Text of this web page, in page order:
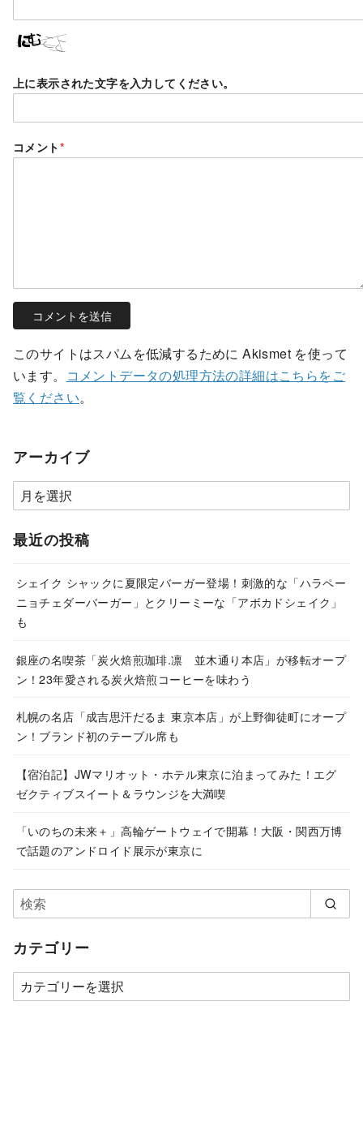
上に表示された文字を入力してください。
コメント*
このサイトはスパムを低減するために Akismet を使って
います。
コメントデータの処理方法の詳細はこちらをご
覧ください。
アーカイブ
ア
ー
カ
ブ
最近の投稿
シェイク シャックに夏限定バーガー登場！刺激的な「ハラペー
ニョチェダーバーガー」とクリーミーな「アボカドシェイク」
も
銀座の名喫茶「炭火焙煎珈琲.凛 並木通り本店」が移転オープ
ン！23年愛される炭火焙煎コーヒーを味わう
札幌の名店「成吉思汗だるま 東京本店」が上野御徒町にオープ
ン！ブランド初のテーブル席も
【宿泊記】JWマリオット・ホテル東京に泊まってみた！エグ
ゼクティブスイート＆ラウンジを大満喫
「いのちの未来＋」高輪ゲートウェイで開幕！大阪・関西万博
で話題のアンドロイド展示が東京に
カテゴリー
カ
テ